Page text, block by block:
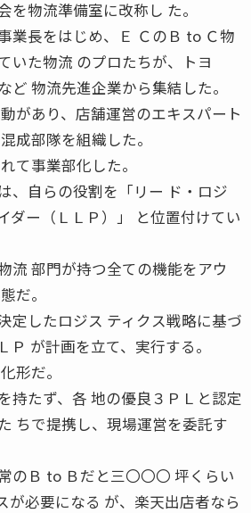
物流準備室に改称し た。
業長をはじめ、Ｅ ＣのＢ to Ｃ物
いた物流 のプロたちが、トヨ
ど 物流先進企業から集結した。
があり、店舗運営のエキスパート
成部隊を組織した。
て事業部化した。
、自らの役割を「リー ド・ロジ
ダー（ＬＬＰ）」 と位置付けてい
流 部門が持つ全ての機能をアウ
だ。
定したロジス ティクス戦略に基づ
Ｐ が計画を立て、実行する。
形だ。
持たず、各 地の優良３ＰＬと認定
ちで提携し、現場運営を委託す
のＢ to Ｂだと三〇〇〇 坪くらい
が必要になる が、楽天出店者なら